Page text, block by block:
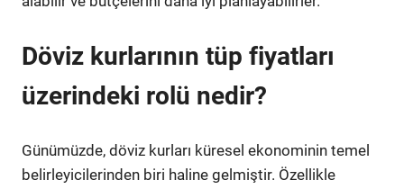
Döviz kurlarının tüp fiyatları
üzerindeki rolü nedir?
Günümüzde, döviz kurları küresel ekonominin temel
belirleyicilerinden biri haline gelmiştir. Özellikle